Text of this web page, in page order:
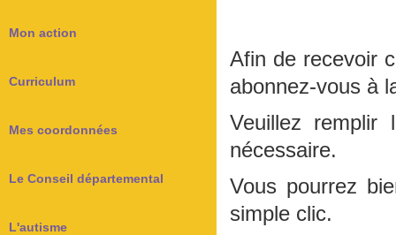
Mon action
Curriculum
Mes coordonnées
Le Conseil départemental
L'autisme
Afin de recevoir
abonnez-vous à
Veuillez remplir
nécessaire.
Vous pourrez
simple clic.